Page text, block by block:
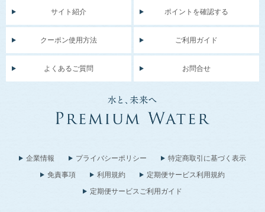
サイト紹介 ポイントを確認する
クーポン使用方法 ご利用ガイド
よくあるご質問 お問合せ
企業情報 プライバシーポリシー
特定商取引に基づく表示
免責事項
利用規約
定期便サービス利用規約
定期便サービスご利用ガイド